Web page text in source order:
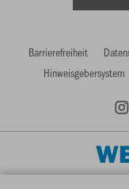
Barrierefreiheit
Hinweisgebersystem